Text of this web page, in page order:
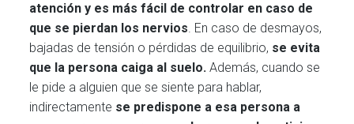
atención y es más fácil de controlar en caso de
que se pierdan los nervios. En caso de desmayos,
bajadas de tensión o pérdidas de equilibrio, se evita
que la persona caiga al suelo. Además, cuando se
le pide a alguien que se siente para hablar,
indirectamente se predispone a esa persona a